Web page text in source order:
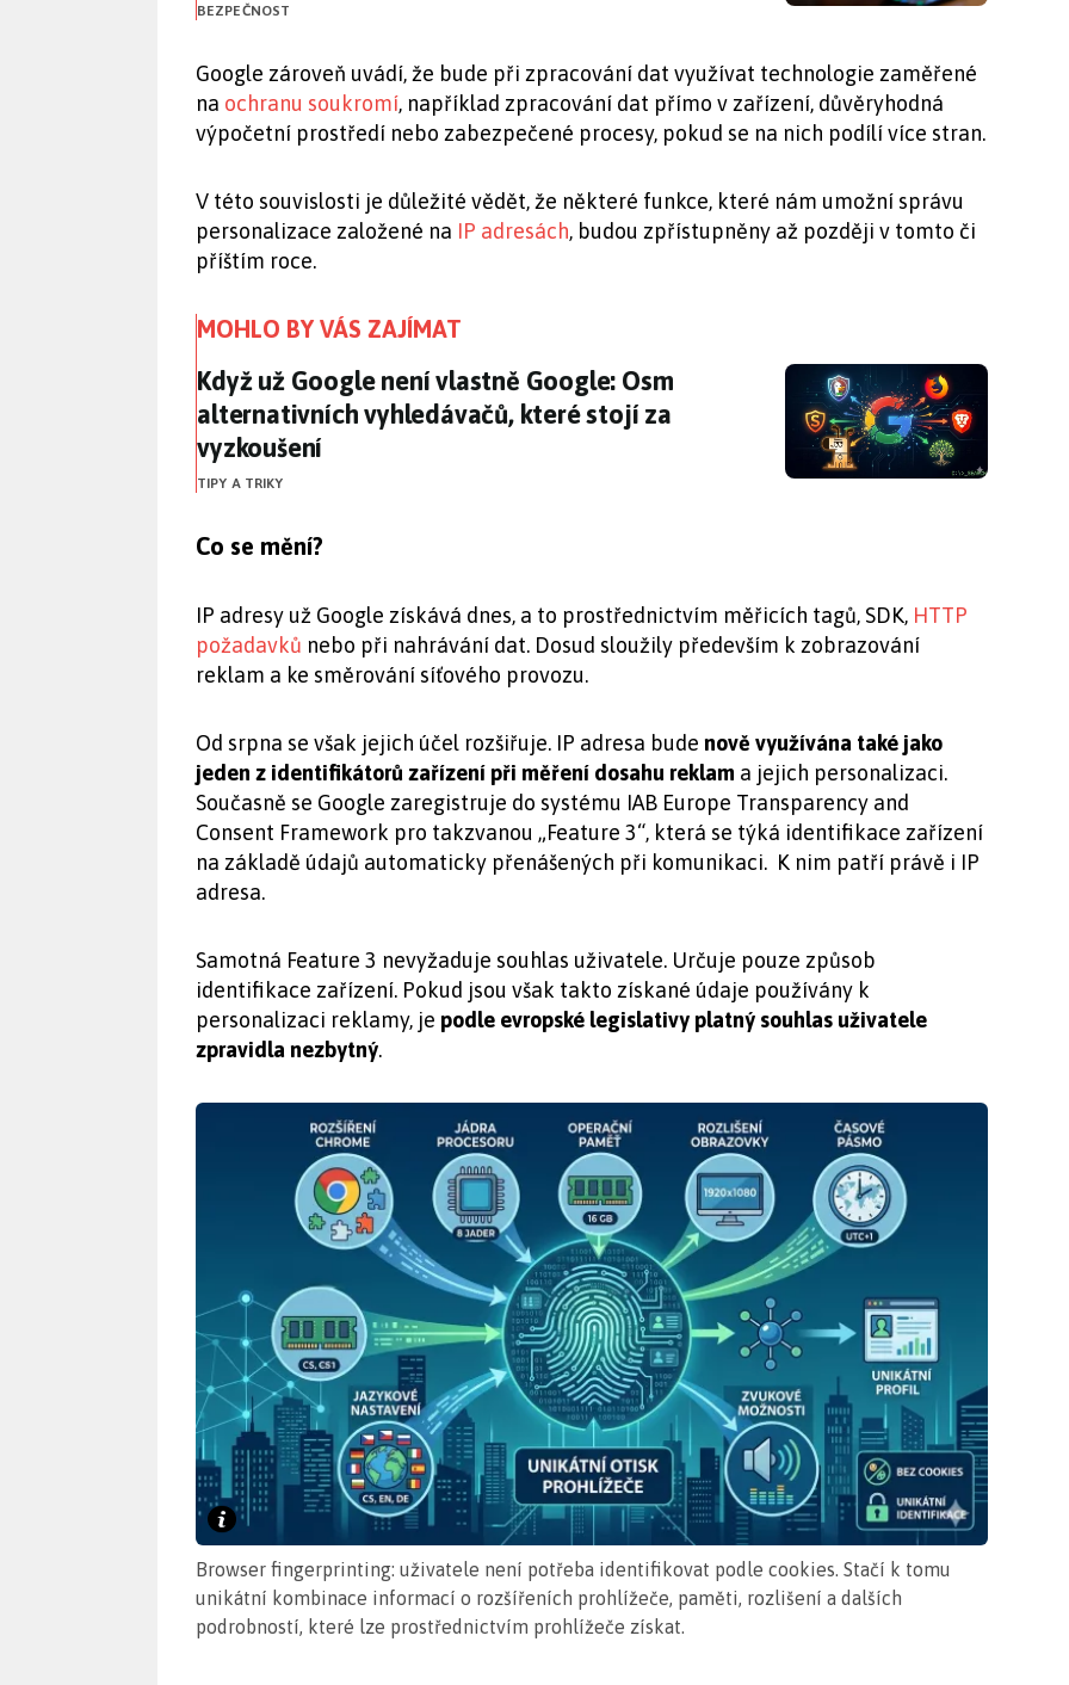
BEZPEČNOST
Google zároveň uvádí, že bude při zpracování dat využívat technologie zaměřené
na ochranu soukromí, například zpracování dat přímo v zařízení, důvěryhodná
výpočetní prostředí nebo zabezpečené procesy, pokud se na nich podílí více stran.
V této souvislosti je důležité vědět, že některé funkce, které nám umožní správu
personalizace založené na IP adresách, budou zpřístupněny až později v tomto či
příštím roce.
MOHLO BY VÁS ZAJÍMAT
Když už Google není vlastně Google: Osm alternativních vyhledávačů,
Když už Google není vlastně Google: Osm
alternativních vyhledávačů, které stojí za
vyzkoušení
TIPY A TRIKY
Co se mění?
IP adresy už Google získává dnes, a to prostřednictvím měřicích tagů, SDK, HTTP
požadavků nebo při nahrávání dat. Dosud sloužily především k zobrazování
reklam a ke směrování síťového provozu.
Od srpna se však jejich účel rozšiřuje. IP adresa bude nově využívána také jako
jeden z identifikátorů zařízení při měření dosahu reklam a jejich personalizaci.
Současně se Google zaregistruje do systému IAB Europe Transparency and
Consent Framework pro takzvanou „Feature 3“, která se týká identifikace zařízení
na základě údajů automaticky přenášených při komunikaci. K nim patří právě i IP
adresa.
Samotná Feature 3 nevyžaduje souhlas uživatele. Určuje pouze způsob
identifikace zařízení. Pokud jsou však takto získané údaje používány k
personalizaci reklamy, je podle evropské legislativy platný souhlas uživatele
zpravidla nezbytný.
Browser fingerprinting: uživatele není potřeba identifikovat podle cookies. Stačí k tomu
unikátní kombinace informací o rozšířeních prohlížeče, paměti, rozlišení a dalších
podrobností, které lze prostřednictvím prohlížeče získat.